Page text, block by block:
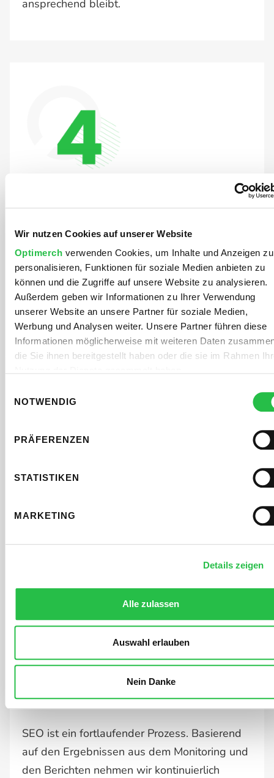
Wir nutzen Cookies auf unserer Website
Optimerchverwenden Cookies, um Inhalte und Anzeigen zu
personalisieren, Funktionen für soziale Medien anbieten zu
können und die Zugriffe auf unsere Website zu analysieren.
Außerdem geben wir Informationen zu Ihrer Verwendung
unserer Website an unsere Partner für soziale Medien,
Werbung und Analysen weiter. Unsere Partner führen diese
Informationen möglicherweise mit weiteren Daten
die Sie ihnen bereitgestellt haben oder die sie im Rahmen
NOTWENDIG
PRÄFERENZEN
STATISTIKEN
MARKETING
Details zeigen
Alle zulassen
Auswahl erlauben
Nein Danke
ansprechend bleibt​.
Reporting
Eine erfolgreiche SEO-Strategie erfordert
kontinuierliches Monitoring und regelmäßige
Berichterstattung. Wir überwachen die
Performance Ihrer internationalen SEO-
Kampagnen kontinuierlich und nutzen
verschiedene Analyse-Tools, um die
wichtigsten Kennzahlen zu tracken und die
regelmäßigen Abständen erhalten Sie
SEO-Kampagnen. Diese Berichte bieten Ihnen
fundierte Entscheidungen zu treffen und
SEO ist ein fortlaufender Prozess. Basierend
auf den Ergebnissen aus dem Monitoring und
den Berichten nehmen wir kontinuierlich